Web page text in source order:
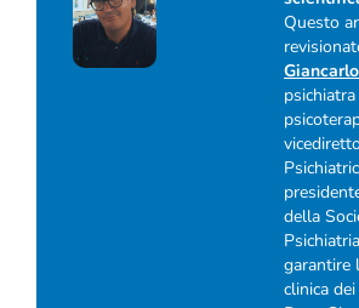
Questo
psichiatra
della
garantire
clinica